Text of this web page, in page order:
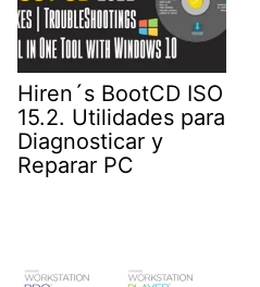
Hiren´s BootCD ISO
15.2. Utilidades para
Diagnosticar y
Reparar PC